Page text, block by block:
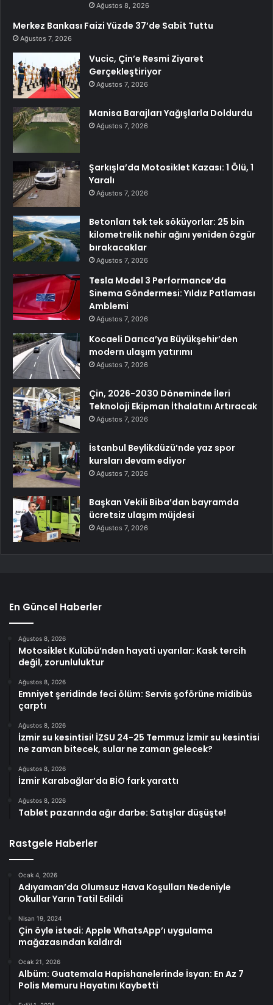
Ağustos 8, 2026
Merkez Bankası Faizi Yüzde 37’de Sabit Tuttu
Ağustos 7, 2026
Vucic, Çin’e Resmi Ziyaret
Gerçekleştiriyor
Ağustos 7, 2026
Manisa Barajları Yağışlarla Doldurdu
Ağustos 7, 2026
Şarkışla’da Motosiklet Kazası: 1 Ölü, 1
Yaralı
Ağustos 7, 2026
Betonları tek tek söküyorlar: 25 bin
kilometrelik nehir ağını yeniden özgür
bırakacaklar
Ağustos 7, 2026
Tesla Model 3 Performance’da
Sinema Göndermesi: Yıldız Patlaması
Amblemi
Ağustos 7, 2026
Kocaeli Darıca’ya Büyükşehir’den
modern ulaşım yatırımı
Ağustos 7, 2026
Çin, 2026-2030 Döneminde İleri
Teknoloji Ekipman İthalatını Artıracak
Ağustos 7, 2026
İstanbul Beylikdüzü’nde yaz spor
kursları devam ediyor
Ağustos 7, 2026
Başkan Vekili Biba’dan bayramda
ücretsiz ulaşım müjdesi
Ağustos 7, 2026
En Güncel Haberler
Ağustos 8, 2026
Motosiklet Kulübü’nden hayati uyarılar: Kask tercih
değil, zorunluluktur
Ağustos 8, 2026
Emniyet şeridinde feci ölüm: Servis şoförüne midibüs
çarptı
Ağustos 8, 2026
İzmir su kesintisi! İZSU 24-25 Temmuz İzmir su kesintisi
ne zaman bitecek, sular ne zaman gelecek?
Ağustos 8, 2026
İzmir Karabağlar’da BİO fark yarattı
Ağustos 8, 2026
Tablet pazarında ağır darbe: Satışlar düşüşte!
Rastgele Haberler
Ocak 4, 2026
Adıyaman’da Olumsuz Hava Koşulları Nedeniyle
Okullar Yarın Tatil Edildi
Nisan 19, 2024
Çin öyle istedi: Apple WhatsApp’ı uygulama
mağazasından kaldırdı
Ocak 21, 2026
Albüm: Guatemala Hapishanelerinde İsyan: En Az 7
Polis Memuru Hayatını Kaybetti